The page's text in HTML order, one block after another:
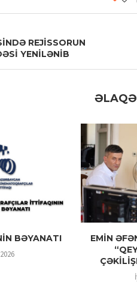
REJİSSORUN
YENİLƏNİB
BƏYANATI
EMİN